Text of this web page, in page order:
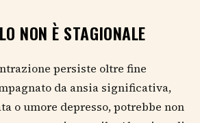
NON È STAGIONALE
persiste oltre fine
da ansia significativa,
o umore depresso, potrebbe non